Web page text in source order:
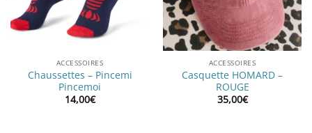
ACCESSOIRES
Chaussettes – Pincemi
Pincemoi
14,00€
ACCESSOIRES
Casquette HOMARD –
ROUGE
35,00€